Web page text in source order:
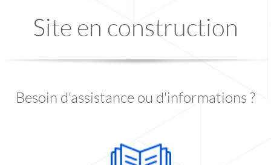
Site en construction
Besoin d'assistance ou d'informations ?